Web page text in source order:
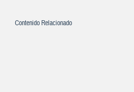
Contenido Relacionado